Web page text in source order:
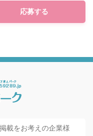
応募する
載をお考えの企業様